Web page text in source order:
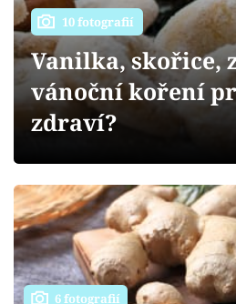
Přihlášení
Sledujte nás
10 fotografií
Vanilka, skořice,
vánoční koření
zdraví?
6 fotografií